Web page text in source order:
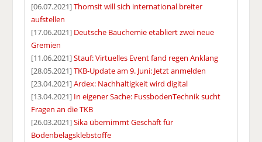
[06.07.2021]Thomsit will sich international breiter
aufstellen
[17.06.2021] Deutsche Bauchemie etabliert zwei neue
Gremien
[11.06.2021]Stauf: Virtuelles Event fand regen Anklang
[28.05.2021]TKB-Update am 9. Juni: Jetzt anmelden
[23.04.2021]Ardex: Nachhaltigkeit wird digital
[13.04.2021] In eigener Sache: FussbodenTechnik sucht
Fragen an die TKB
[26.03.2021]Sika übernimmt Geschäft für
Bodenbelagsklebstoffe